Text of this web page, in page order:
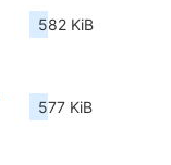
582 KiB
577 KiB